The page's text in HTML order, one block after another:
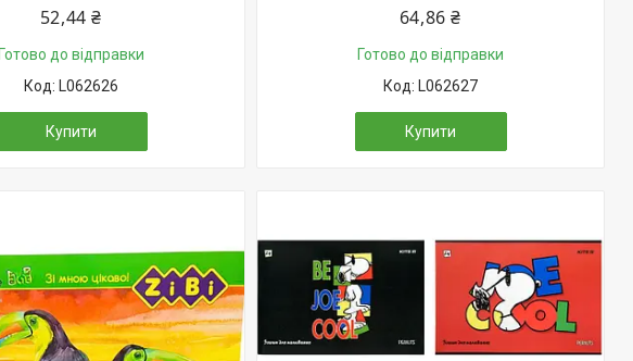
52,44 ₴
Готово до відправки
L062626
Купити
64,86 ₴
Готово до відправки
L062627
Купити